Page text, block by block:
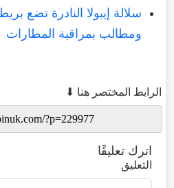
سلالة إيبولا النادرة تضع
ومطالب بمراقبة المطارات
الرابط المختصر هنا ⬇
اترك تعليقًا
التعليق